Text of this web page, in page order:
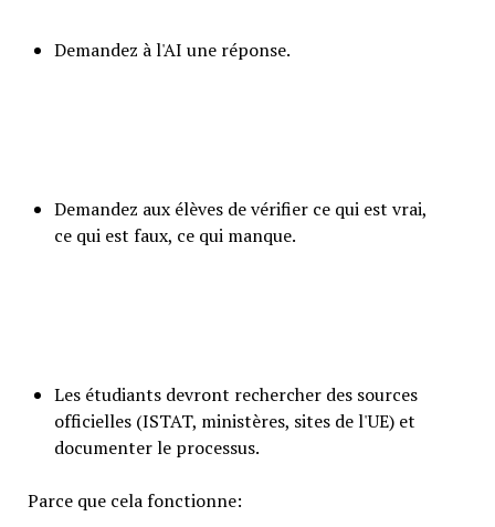
Demandez à l'AI une réponse.
Demandez aux élèves de vérifier ce qui est vrai,
ce qui est faux, ce qui manque.
Les étudiants devront rechercher des sources
officielles (ISTAT, ministères, sites de l'UE) et
documenter le processus.
Parce que cela fonctionne: